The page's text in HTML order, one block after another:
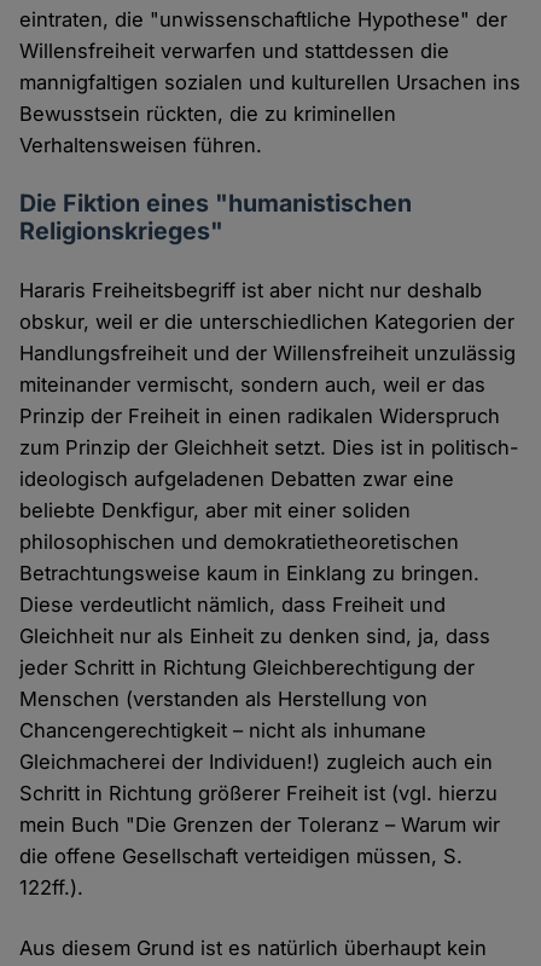
eintraten, die "unwissenschaftliche Hypothese" der
Willensfreiheit verwarfen und stattdessen die
mannigfaltigen sozialen und kulturellen Ursachen ins
Bewusstsein rückten, die zu kriminellen
Verhaltensweisen führen.
Die Fiktion eines "humanistischen
Religionskrieges"
Hararis Freiheitsbegriff ist aber nicht nur deshalb
obskur, weil er die unterschiedlichen Kategorien der
Handlungsfreiheit und der Willensfreiheit unzulässig
miteinander vermischt, sondern auch, weil er das
Prinzip der Freiheit in einen radikalen Widerspruch
zum Prinzip der Gleichheit setzt. Dies ist in politisch-
ideologisch aufgeladenen Debatten zwar eine
beliebte Denkfigur, aber mit einer soliden
philosophischen und demokratietheoretischen
Betrachtungsweise kaum in Einklang zu bringen.
Diese verdeutlicht nämlich, dass Freiheit und
Gleichheit nur als Einheit zu denken sind, ja, dass
jeder Schritt in Richtung Gleichberechtigung der
Menschen (verstanden als Herstellung von
Chancengerechtigkeit – nicht als inhumane
Gleichmacherei der Individuen!) zugleich auch ein
Schritt in Richtung größerer Freiheit ist (vgl. hierzu
mein Buch "Die Grenzen der Toleranz – Warum wir
die offene Gesellschaft verteidigen müssen, S.
122ff.).
Aus diesem Grund ist es natürlich überhaupt kein